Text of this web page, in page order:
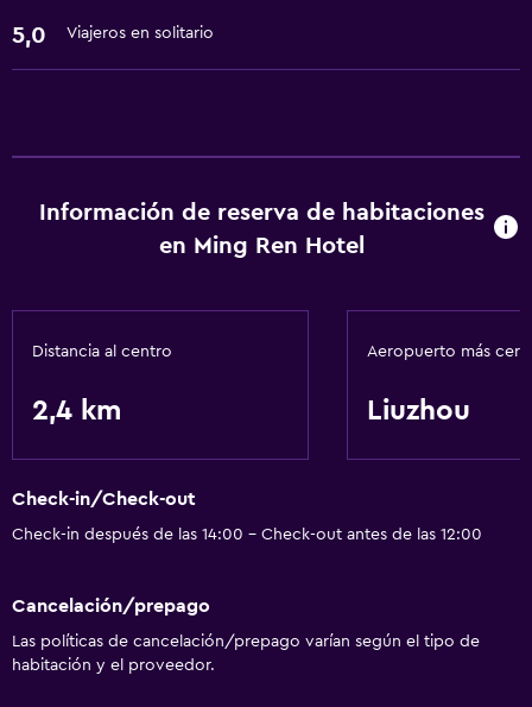
5,0 Viajeros en solitario
Información de reserva de habitaciones
en Ming Ren Hotel
Distancia al centro
2,4 km
Aeropuerto más
Liuzhou
Check-in/Check-out
Check-in después de las 14:00 - Check-out antes de las 12:00
Cancelación/prepago
Las políticas de cancelación/prepago varían según el tipo de
habitación y el proveedor.